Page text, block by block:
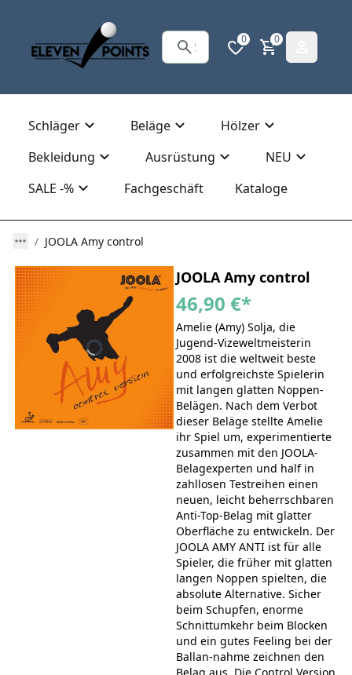
0 0
Schläger Beläge
Hölzer
Bekleidung
Ausrüstung
NEU
SALE -%
Fachgeschäft Kataloge
JOOLA Amy control
JOOLA Amy control
46,90 €*
Amelie (Amy) Solja, die
Jugend-Vizeweltmeisterin
2008 ist die weltweit beste
und erfolgreichste Spielerin
mit langen glatten Noppen-
Belägen. Nach dem Verbot
dieser Beläge stellte Amelie
ihr Spiel um, experimentierte
zusammen mit den JOOLA-
Belagexperten und half in
zahllosen Testreihen einen
neuen, leicht beherrschbaren
Anti-Top-Belag mit glatter
Oberfläche zu entwickeln. Der
JOOLA AMY ANTI ist für alle
Spieler, die früher mit glatten
langen Noppen spielten, die
absolute Alternative. Sicher
beim Schupfen, enorme
Schnittumkehr beim Blocken
und ein gutes Feeling bei der
Ballan-nahme zeichnen den